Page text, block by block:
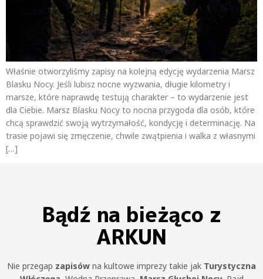
Właśnie otworzyliśmy zapisy na kolejną edycję wydarzenia Marsz
Blasku Nocy. Jeśli lubisz nocne wyzwania, długie kilometry i
marsze, które naprawdę testują charakter – to wydarzenie jest
dla Ciebie. Marsz Blasku Nocy to nocna przygoda dla osób, które
chcą sprawdzić swoją wytrzymałość, kondycję i determinację. Na
trasie pojawi się zmęczenie, chwile zwątpienia i walka z własnymi
[…]
Bądź na bieżąco z
ARKUN
Nie przegap zapisów na kultowe imprezy takie jak Turystyczna